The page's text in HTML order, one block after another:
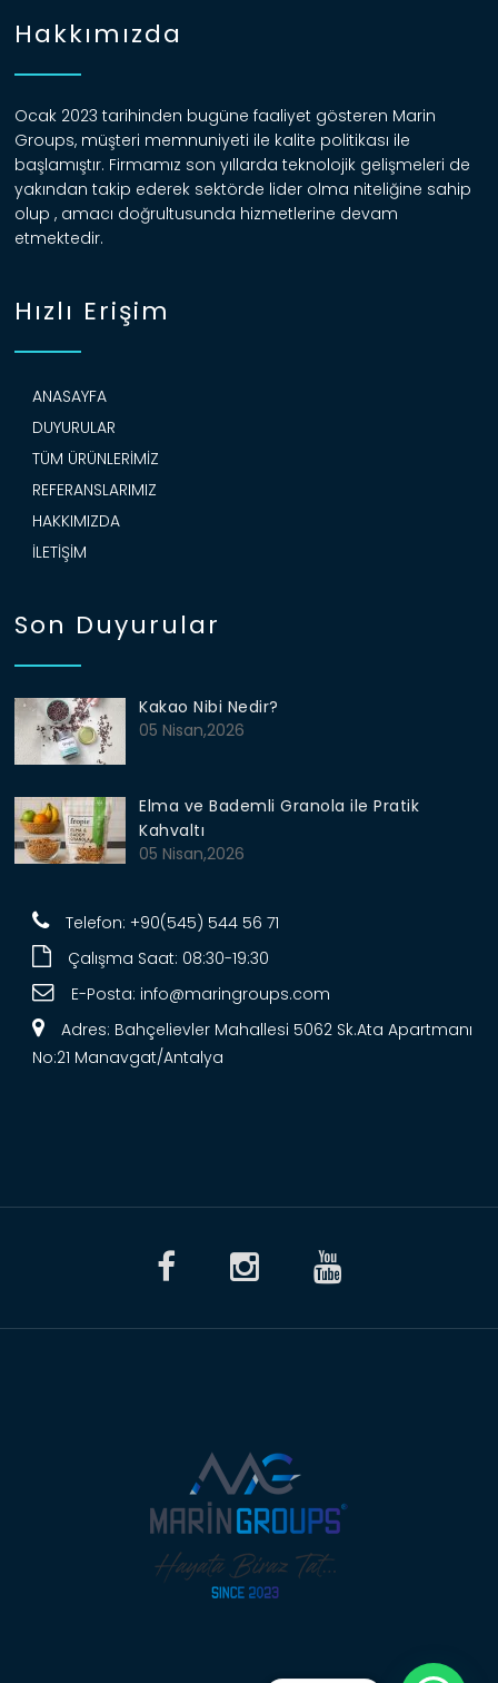
Hakkımızda
Ocak 2023 tarihinden bugüne faaliyet gösteren Marin
Groups, müşteri memnuniyeti ile kalite politikası ile
başlamıştır. Firmamız son yıllarda teknolojik gelişmeleri de
yakından takip ederek sektörde lider olma niteliğine sahip
olup , amacı doğrultusunda hizmetlerine devam
etmektedir.
Hızlı Erişim
ANASAYFA
DUYURULAR
TÜM ÜRÜNLERIMIZ
REFERANSLARIMIZ
HAKKIMIZDA
İLETIŞIM
Son Duyurular
Kakao Nibi Nedir?
05 Nisan,2026
Elma ve Bademli Granola ile Pratik
Kahvaltı
05 Nisan,2026
Telefon: +90(545) 544 56 71
Çalışma Saat: 08:30-19:30
E-Posta: info@maringroups.com
Adres: Bahçelievler Mahallesi 5062 Sk.Ata Apartmanı
No:21 Manavgat/Antalya